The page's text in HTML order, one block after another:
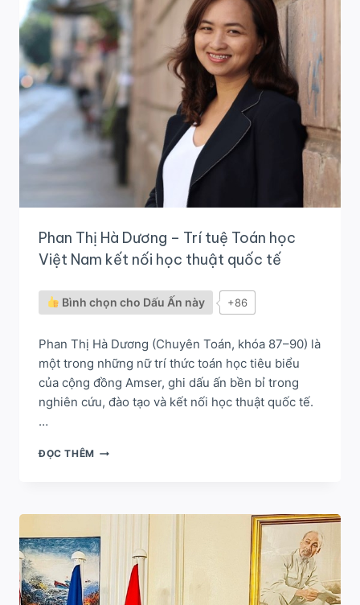
DẤU
ẤN
AMSER
TIÊN
PHONG
TRONG
NGHIÊN
CỨU
UNG
VÀ
GIAO
Y
Phan Thị Hà Dương – Trí tuệ Toán học
Việt Nam kết nối học thuật quốc tế
Bình chọn cho Dấu Ấn này +86
Phan Thị Hà Dương (Chuyên Toán, khóa 87–90) là
một trong những nữ trí thức toán học tiêu biểu
của cộng đồng Amser, ghi dấu ấn bền bỉ trong
nghiên cứu, đào tạo và kết nối học thuật quốc tế.
…
ĐỌC THÊMPHAN
–
TUỆ
TOÁN
HỌC
VIỆT